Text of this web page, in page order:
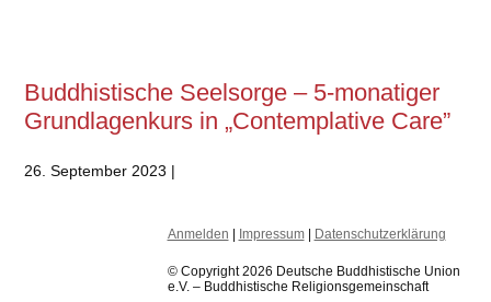
Buddhistische Seelsorge – 5-monatiger
Grundlagenkurs in „Contemplative Care”
26. September 2023 |
Anmelden Impressum| Datenschutzerklärung
© Copyright 2026 Deutsche Buddhistische Union
e.V. – Buddhistische Religionsgemeinschaft